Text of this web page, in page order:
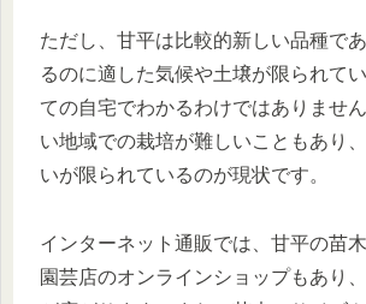
ただし、甘平は比較的新しい品種で
るのに適した気候や土壌が限られて
ての自宅でわかるわけではありませ
い地域での栽培が難しいこともあり
いが限られているのが現状です。
インターネット通販では、甘平の苗
園芸店のオンラインショップもあり